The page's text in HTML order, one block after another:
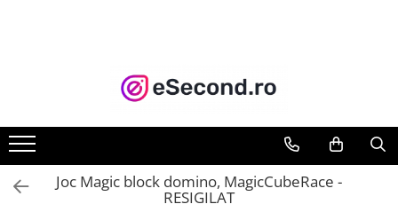
Accesorii Auto
Anvelope & Jante
Covorase auto
Echipamente pentru Atelier
Joc Magic block domino, MagicCubeRace -
RESIGILAT